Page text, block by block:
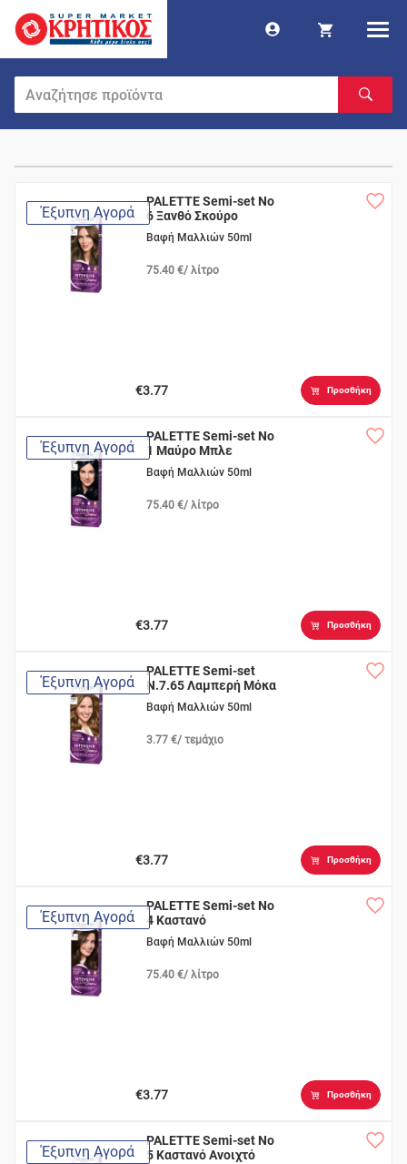
Έξυπνη Αγορά
PALETTE Semi-set Nο
6 Ξανθό Σκούρο
Βαφή Μαλλιών 50ml
75.40 €/ λίτρο
€3.77 Προσθήκη
Έξυπνη Αγορά
PALETTE Semi-set Νο
1 Μαύρο Μπλε
Βαφή Μαλλιών 50ml
75.40 €/ λίτρο
€3.77 Προσθήκη
Έξυπνη Αγορά
PALETTE Semi-set
N.7.65 Λαμπερή Μόκα
Βαφή Μαλλιών 50ml
3.77 €/ τεμάχιο
€3.77 Προσθήκη
Έξυπνη Αγορά
PALETTE Semi-set Νο
4 Καστανό
Βαφή Μαλλιών 50ml
75.40 €/ λίτρο
€3.77 Προσθήκη
Έξυπνη Αγορά
PALETTE Semi-set Νο
5 Καστανό Ανοιχτό